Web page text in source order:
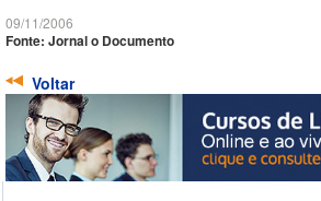
09/11/2006
Fonte: Jornal o Documento
Voltar